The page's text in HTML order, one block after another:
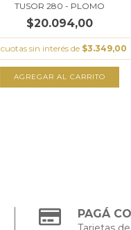
TUSOR 280 - PLOMO
$20.094,00
cuotas sin interés de $3.349,00
AGREGAR AL CARRITO
PAGÁ